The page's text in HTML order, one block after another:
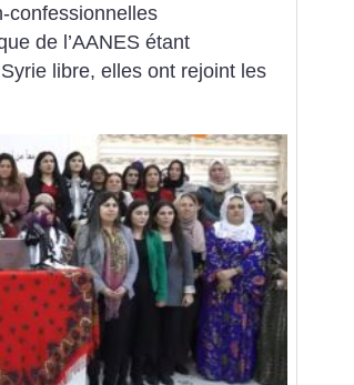
confessionnelles
de l’AANES étant
libre, elles ont rejoint les